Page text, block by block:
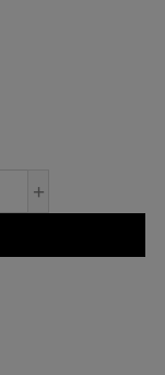
+